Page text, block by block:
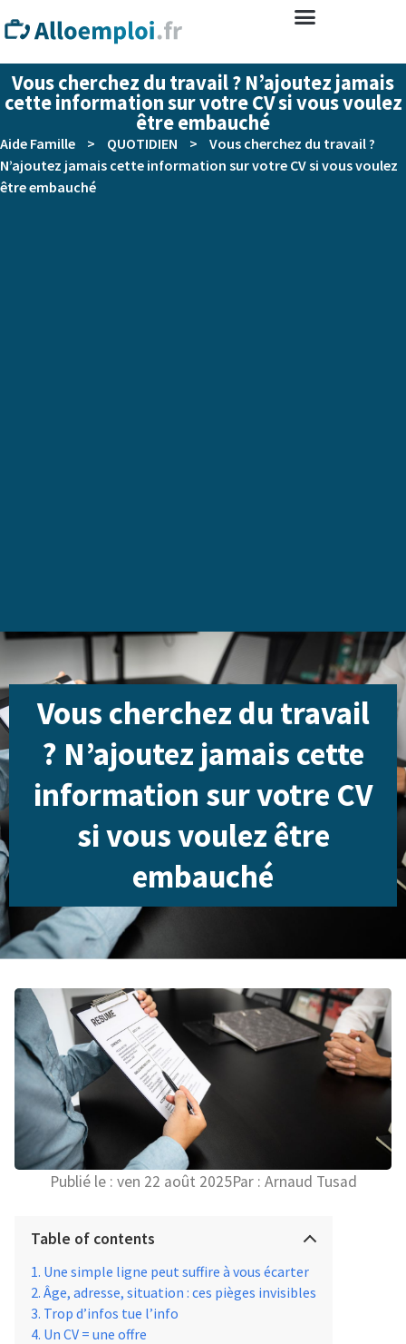
Vous cherchez du travail ? N’ajoutez jamais
cette information sur votre CV si vous voulez
être embauché
Aide Famille > QUOTIDIEN >
Vous cherchez du travail ?
N’ajoutez jamais cette information sur votre CV si vous voulez
être embauché
Vous cherchez du travail
? N’ajoutez jamais cette
information sur votre CV
si vous voulez être
embauché
Publié le : ven 22 août 2025Par : Arnaud Tusad
Table of contents
Une simple ligne peut suffire à vous écarter
Âge, adresse, situation : ces pièges invisibles
Trop d’infos tue l’info
Un CV = une offre